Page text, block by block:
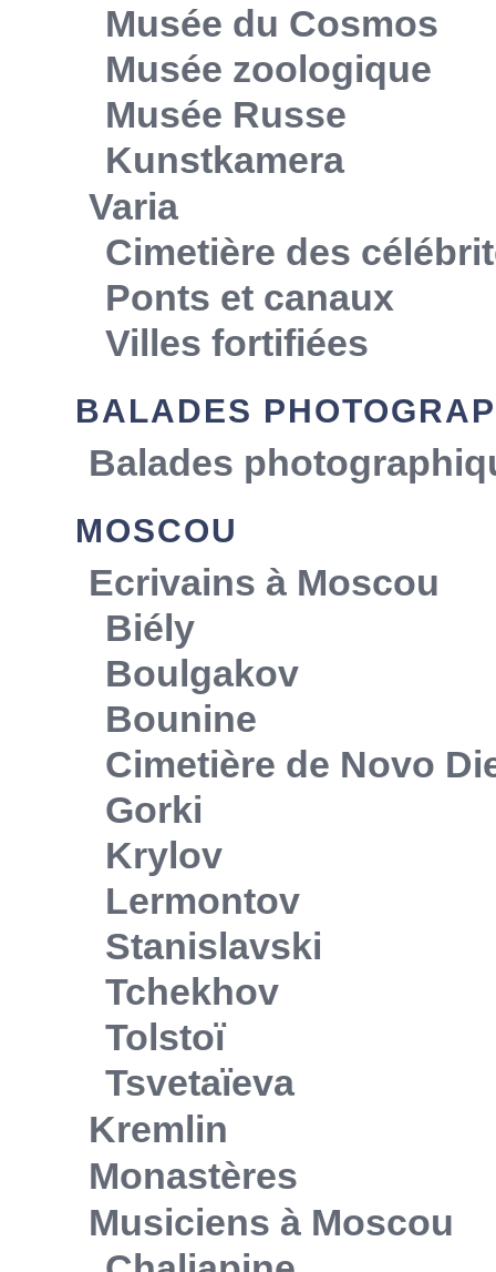
Musée du Cosmos
Musée zoologique
Musée Russe
Kunstkamera
Varia
Cimetière des
Ponts et canaux
Villes fortifiées
BALADES
Balades
MOSCOU
Ecrivains à Moscou
Biély
Boulgakov
Bounine
Cimetière de Novo
Gorki
Krylov
Lermontov
Stanislavski
Tchekhov
Tolstoï
Tsvetaïeva
Kremlin
Monastères
Musiciens à Moscou